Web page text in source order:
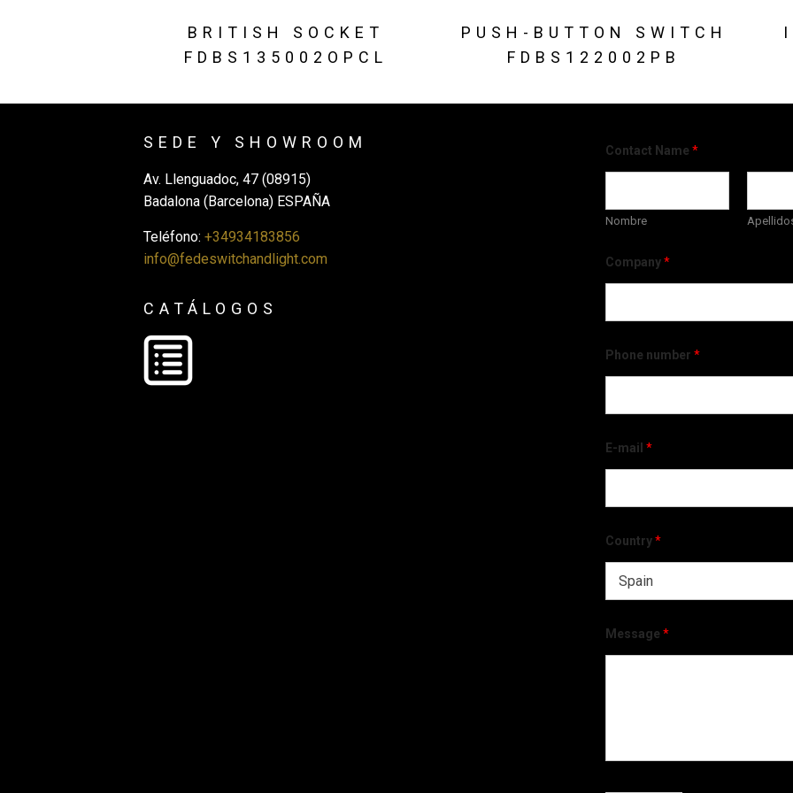
BRITISH SOCKET
FDBS135002OPCL
PUSH-BUTTON SWITCH
FDBS122002PB
SEDE Y SHOWROOM
Av. Llenguadoc, 47 (08915)
Badalona (Barcelona) ESPAÑA
Teléfono: +34934183856
info@fedeswitchandlight.com
CATÁLOGOS
Contact Name *
Nombre
Company*
Phone number *
E-mail *
Country*
Message *